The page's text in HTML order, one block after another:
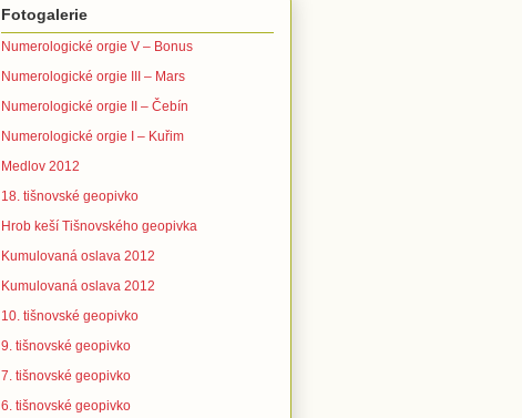
Fotogalerie
Numerologické orgie V – Bonus
Numerologické orgie III – Mars
Numerologické orgie II – Čebín
Numerologické orgie I – Kuřim
Medlov 2012
18. tišnovské geopivko
Hrob keší Tišnovského geopivka
Kumulovaná oslava 2012
Kumulovaná oslava 2012
10. tišnovské geopivko
9. tišnovské geopivko
7. tišnovské geopivko
6. tišnovské geopivko